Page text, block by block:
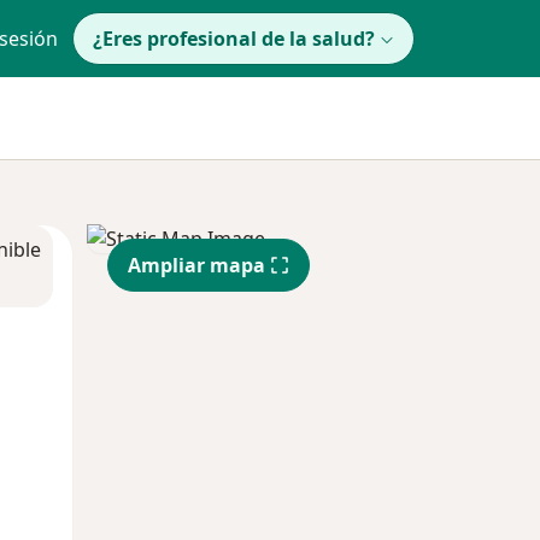
¿Eres profesional de la salud?
Ampliar mapa